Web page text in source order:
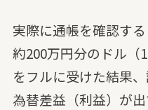
実際に通帳を確認す
約200万円分のドル（
をフルに受けた結果
為替差益（利益）が出